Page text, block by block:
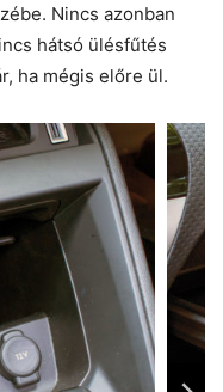
Nincs azonban
hátsó ülésfűtés
ha mégis előre ül.